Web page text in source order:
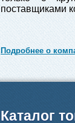
поставщиками
Подробнее о
Каталог